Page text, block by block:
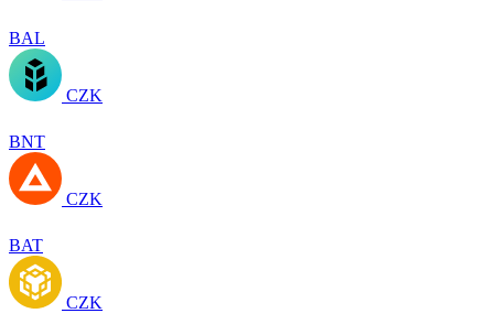
BAL
CZK
BNT
CZK
BAT
CZK